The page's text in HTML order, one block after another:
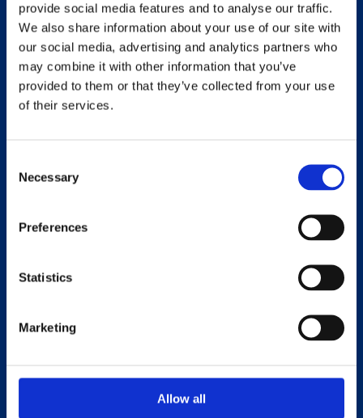
provide social media features and to analyse our traffic.
We also share information about your use of our site with
our social media, advertising and analytics partners who
may combine it with other information that you’ve
provided to them or that they’ve collected from your use
of their services.
Selection
Necessary
Preferences
Statistics
Marketing
Allow all
Emma Fundin
HR Business Partner på Sefina Pantbank
relativt liten HR-organisation och hinner inte
friskvård och därför behöver vi ha bra och
Benefits är också väldigt användarvänligt och vi
både för oss själva inom HR men även för den